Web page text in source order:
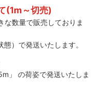
(1m～切売)
数量で販売しておりま
）で発送いたします。
」 の荷姿で発送いたしま